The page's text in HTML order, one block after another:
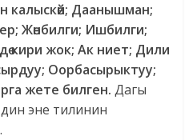
калыскөй; Даанышман;
Жөнбилги; Ишбилги;
кири жок; Ак ниет; Дили
Оорбасырыктуу;
жете билген. Дагы
эне тилинин